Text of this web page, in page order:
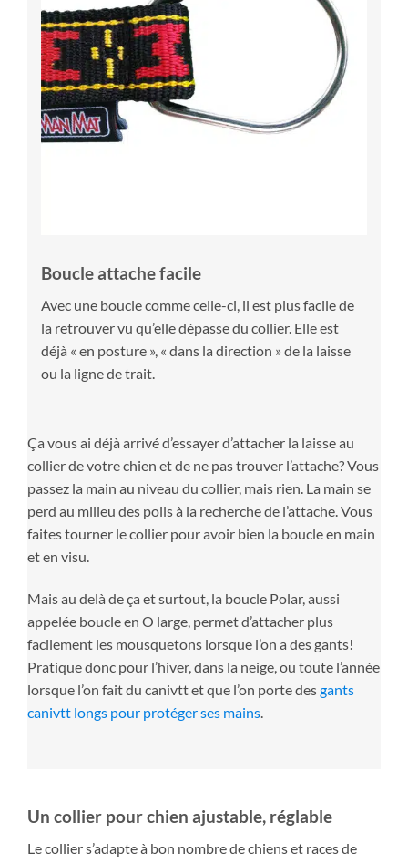
Boucle attache facile
Avec une boucle comme celle-ci, il est plus facile de
la retrouver vu qu’elle dépasse du collier. Elle est
déjà « en posture », « dans la direction » de la laisse
ou la ligne de trait.
Ça vous ai déjà arrivé d’essayer d’attacher la laisse au
collier de votre chien et de ne pas trouver l’attache? Vous
passez la main au niveau du collier, mais rien. La main se
perd au milieu des poils à la recherche de l’attache. Vous
faites tourner le collier pour avoir bien la boucle en main
et en visu.
Mais au delà de ça et surtout, la boucle Polar, aussi
appelée boucle en O large, permet d’attacher plus
facilement les mousquetons lorsque l’on a des gants!
Pratique donc pour l’hiver, dans la neige, ou toute l’année
lorsque l’on fait du canivtt et que l’on porte desgants
canivtt longs pour protéger ses mains
Un collier pour chien ajustable, réglable
Le collier s’adapte à bon nombre de chiens et races de